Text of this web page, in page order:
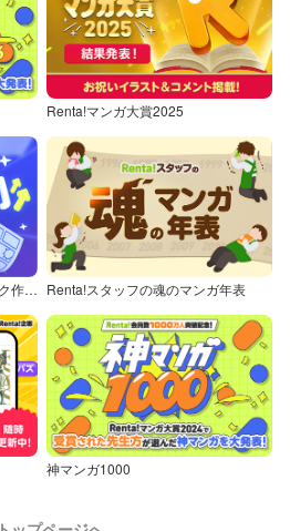
Renta!マンガ大賞2025
出版社が選ぶ！ネクストブレイク作品特集 Renta!スタッフの魂のマンガ年表
神マンガ1000